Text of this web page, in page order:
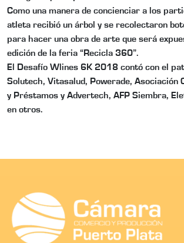
Como una manera de concienciar a los
atleta recibió un árbol y se recolectaron
para hacer una obra de arte que será
edición de la feria “Recicla 360”.
El Desafío Wlines 6K 2018 contó con el
Solutech, Vitasalud, Powerade, Asociación
y Préstamos y Advertech, AFP Siembra,
en otros.